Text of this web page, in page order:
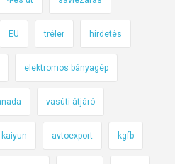
EU tréler hirdetés
elektromos bányagép
vasúti átjáró
kaiyun avtoexport kgfb